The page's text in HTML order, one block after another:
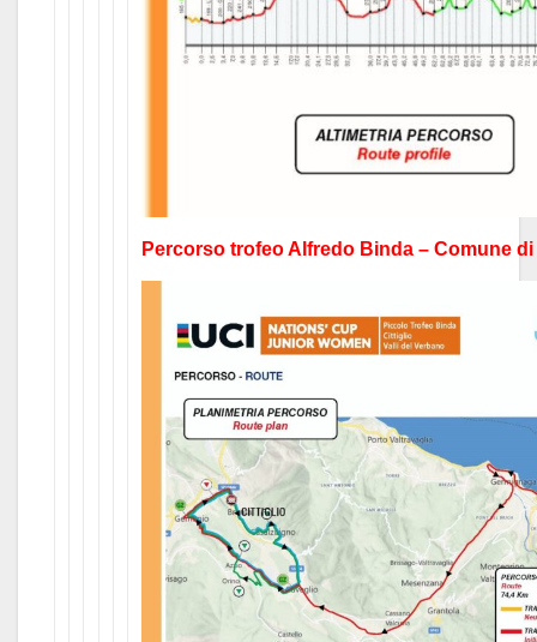
Percorso trofeo Alfredo Binda – Comune